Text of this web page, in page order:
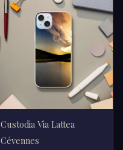
Custodia Via Lattea
Cévennes